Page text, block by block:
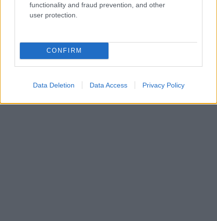
functionality and fraud prevention, and other
user protection.
CONFIRM
Data Deletion Data Access Privacy Policy
Προήχθη σε Αστυνομικό Υποδιευθυντή ο
Διοικητής της Τροχαίας Πτολεμαΐδας Σπύρος
E-PTOLEMEOS TEAM 8 ΑΥΓΟΎΣΤΟΥ 2026, 7:38 ΜΜ
ΠΕΡΙΣΣΌΤΕΡΑDETAILS